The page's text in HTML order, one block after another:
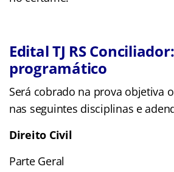
Edital TJ RS
programático
Será cobrado na prova objetiva
nas seguintes disciplinas e
Direito Civil
Parte Geral